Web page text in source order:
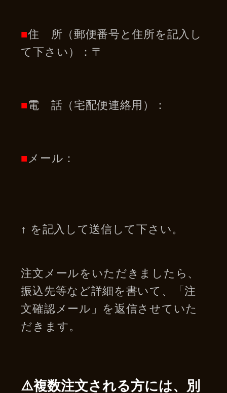
■住 所（郵便番号と住所を記入し
て下さい）：〒
■電 話（宅配便連絡用）：
■メール：
↑ を記入して送信して下さい。
注文メールをいただきましたら、
振込先等など詳細を書いて、「注
文確認メール」を返信させていた
だきます。
⚠️複数注文される方には、別